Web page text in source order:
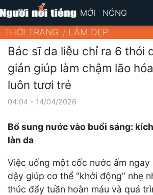
MỚI NÓNG
THỜI TRANG LÀM ĐẸP
Bác sĩ da liễu chỉ ra 6 thói
giản giúp làm chậm lão
luôn tươi trẻ
04:04 - 14/04/2026
Bổ sung nước vào buổi sáng:
làn da
Việc uống một cốc nước ấm ngay
dậy giúp cơ thể “khởi động” nhẹ
thúc đẩy tuần hoàn máu và quá